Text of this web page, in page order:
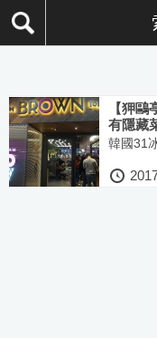
【狎
有隱藏
國31冰
韓國31